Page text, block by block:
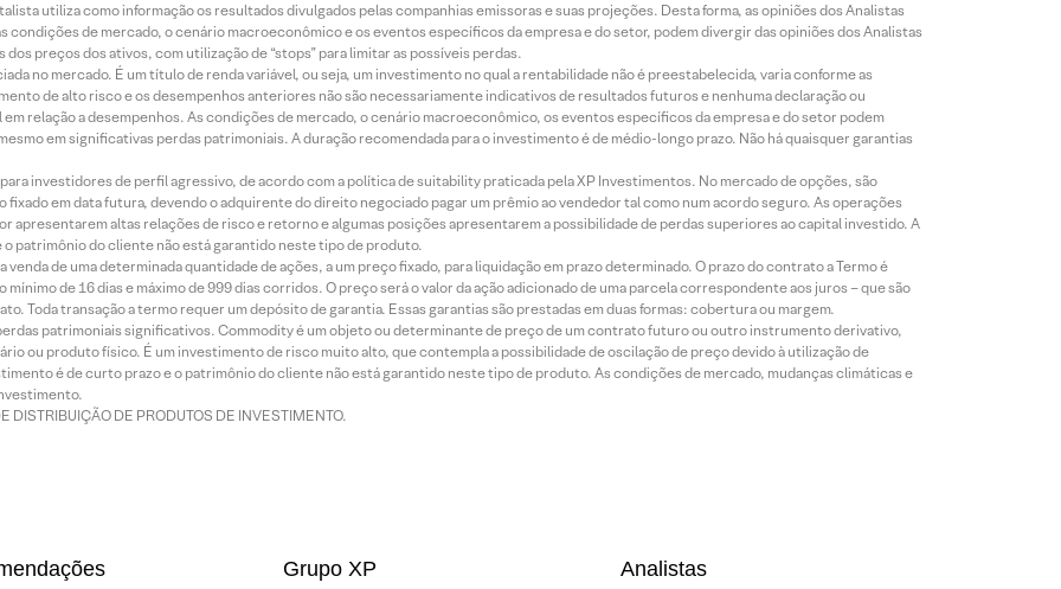
utiliza como informação os resultados divulgados pelas companhias emissoras e suas projeções. Desta forma, as opiniões dos Analistas
condições de mercado, o cenário macroeconômico e os eventos específicos da empresa e do setor, podem divergir das opiniões dos Analistas
preços dos ativos, com utilização de “stops” para limitar as possíveis perdas.
no mercado. É um título de renda variável, ou seja, um investimento no qual a rentabilidade não é preestabelecida, varia conforme as
de alto risco e os desempenhos anteriores não são necessariamente indicativos de resultados futuros e nenhuma declaração ou
relação a desempenhos. As condições de mercado, o cenário macroeconômico, os eventos específicos da empresa e do setor podem
em significativas perdas patrimoniais. A duração recomendada para o investimento é de médio-longo prazo. Não há quaisquer garantias
investidores de perfil agressivo, de acordo com a política de suitability praticada pela XP Investimentos. No mercado de opções, são
em data futura, devendo o adquirente do direito negociado pagar um prêmio ao vendedor tal como num acordo seguro. As operações
apresentarem altas relações de risco e retorno e algumas posições apresentarem a possibilidade de perdas superiores ao capital investido. A
patrimônio do cliente não está garantido neste tipo de produto.
de uma determinada quantidade de ações, a um preço fixado, para liquidação em prazo determinado. O prazo do contrato a Termo é
de 16 dias e máximo de 999 dias corridos. O preço será o valor da ação adicionado de uma parcela correspondente aos juros – que são
Toda transação a termo requer um depósito de garantia. Essas garantias são prestadas em duas formas: cobertura ou margem.
patrimoniais significativos. Commodity é um objeto ou determinante de preço de um contrato futuro ou outro instrumento derivativo,
ou produto físico. É um investimento de risco muito alto, que contempla a possibilidade de oscilação de preço devido à utilização de
é de curto prazo e o patrimônio do cliente não está garantido neste tipo de produto. As condições de mercado, mudanças climáticas e
DISTRIBUIÇÃO DE PRODUTOS DE INVESTIMENTO.
Grupo XP Analistas